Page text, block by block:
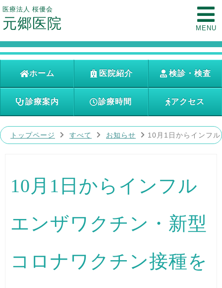
医療法人 桜優会
元郷医院 MENU
ホーム 医院紹介 検診・検査
診療案内 診療時間 アクセス
トップページ すべて お知らせ 10月1日からインフ
10月1日からインフル
エンザワクチン・新型
コロナワクチン接種を